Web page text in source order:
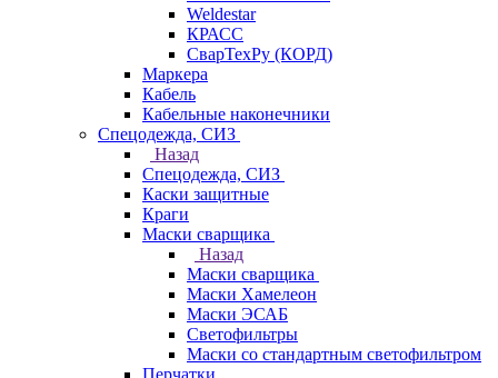
Weldestar
КРАСС
СварТехРу (КОРД)
Маркера
Кабель
Кабельные наконечники
Спецодежда, СИЗ
Назад
Спецодежда, СИЗ
Каски защитные
Краги
Маски сварщика
Назад
Маски сварщика
Маски Хамелеон
Маски ЭСАБ
Светофильтры
Маски со стандартным светофильтром
Перчатки